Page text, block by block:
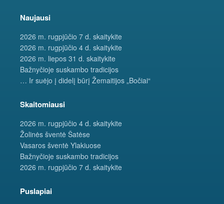
Naujausi
2026 m. rugpjūčio 7 d. skaitykite
2026 m. rugpjūčio 4 d. skaitykite
2026 m. liepos 31 d. skaitykite
Bažnyčioje suskambo tradicijos
… Ir suėjo į didelį būrį Žemaitijos „Bočiai“
Skaitomiausi
2026 m. rugpjūčio 4 d. skaitykite
Žolinės šventė Šatėse
Vasaros šventė Ylakiuose
Bažnyčioje suskambo tradicijos
2026 m. rugpjūčio 7 d. skaitykite
Puslapiai